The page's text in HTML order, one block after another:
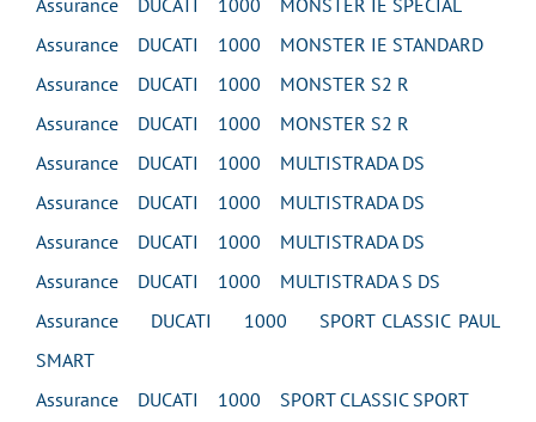
Assurance DUCATI 1000 MONSTER IE SPECIAL
Assurance DUCATI 1000 MONSTER IE STANDARD
Assurance DUCATI 1000 MONSTER S2 R
Assurance DUCATI 1000 MONSTER S2 R
Assurance DUCATI 1000 MULTISTRADA DS
Assurance DUCATI 1000 MULTISTRADA DS
Assurance DUCATI 1000 MULTISTRADA DS
Assurance DUCATI 1000 MULTISTRADA S DS
Assurance DUCATI 1000 SPORT CLASSIC PAUL
SMART
Assurance DUCATI 1000 SPORT CLASSIC SPORT